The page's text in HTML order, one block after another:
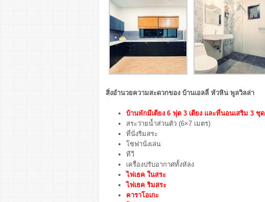
สิ่งอำนวยความสะดวกของ บ้านเอลลี่ หัวหิน พูลวิลล่า
บ้านพักมีเตียง 6 ฟุต 3 เตียง และที่นอนเสริม 3 ชุด
สระว่ายน้ำส่วนตัว (6×7 เมตร)
ที่นั่งริมสระ
โซฟานั่งเล่น
ทีวี
เครื่องปรับอากาศทั้งหัลง
ไฟเธค ในสระ
ไฟเธค ริมสระ
คาราโอเกะ